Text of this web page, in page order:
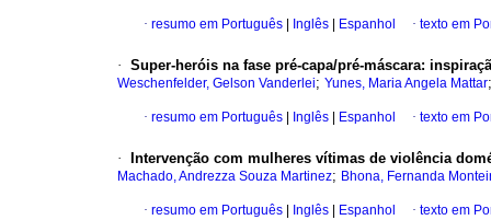
· resumo em Português Inglês Espanhol · texto em
· Super-heróis na fase pré-capa/pré-máscara:
Weschenfelder, Gelson Vanderlei; Yunes, Maria Angela Mattar
· resumo em Português Inglês Espanhol · texto em
· Intervenção com mulheres vítimas de violência
Machado, Andrezza Souza Martinez; Bhona, Fernanda
· resumo em Português Inglês Espanhol · texto em